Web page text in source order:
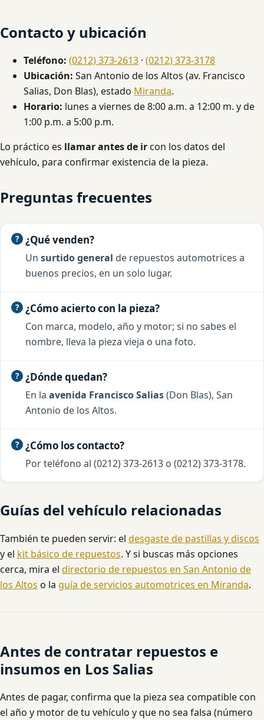
Contacto y ubicación
Teléfono: (0212) 373-2613 · (0212) 373-3178
Ubicación: San Antonio de los Altos (av. Francisco
Salias, Don Blas), estado Miranda.
Horario: lunes a viernes de 8:00 a.m. a 12:00 m. y de
1:00 p.m. a 5:00 p.m.
Lo práctico es llamar antes de ircon los datos del
vehículo, para confirmar existencia de la pieza.
Preguntas frecuentes
¿Qué venden?
Un surtido general de repuestos automotrices a
buenos precios, en un solo lugar.
¿Cómo acierto con la pieza?
Con marca, modelo, año y motor; si no sabes el
nombre, lleva la pieza vieja o una foto.
¿Dónde quedan?
En la avenida Francisco Salias(Don Blas), San
Antonio de los Altos.
¿Cómo los contacto?
Por teléfono al (0212) 373-2613 o (0212) 373-3178.
Guías del vehículo relacionadas
También te pueden servir: el desgaste de pastillas y discos
y el kit básico de repuestos. Y si buscas más opciones
cerca, mira el directorio de repuestos en San Antonio de
los Altos o la guía de servicios automotrices en Miranda.
Antes de contratar repuestos e
insumos en Los Salias
Antes de pagar, confirma que la pieza sea compatible con
el año y motor de tu vehículo y que no sea falsa (número